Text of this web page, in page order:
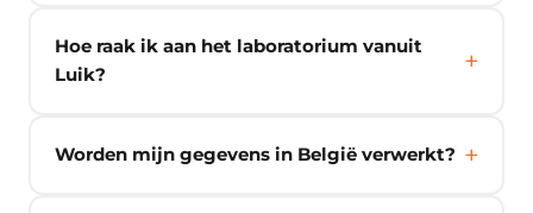
Hoe raak ik aan het laboratorium vanuit
Luik?
Worden mijn gegevens in België verwerkt?